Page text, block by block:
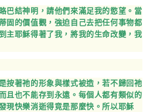
巴結神明，請他們來滿足我的慾望。當
固的價值觀，強迫自己去把任何事物都
主耶穌得著了我，將我的生命改變，我
按著祂的形象與樣式被造，若不歸回祂
且也不能存到永遠。每個人都有類似的
現快樂消逝得竟是那麼快。所以耶穌